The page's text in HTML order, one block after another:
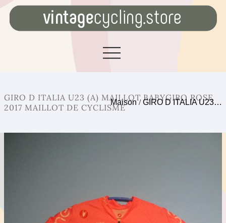
GIRO D ITALIA U23 (A) MAILLOT BABYGIRO ROSE
2017 MAILLOT DE CYCLISME
Maison/GIRO D ITALIA U23…